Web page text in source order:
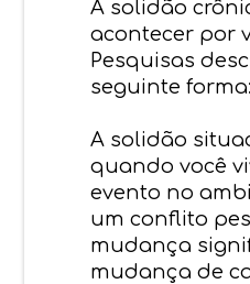
A solidão
acontecer por
Pesquisas
seguinte forma:
A solidão
quando você
evento no
um conflito
mudança
mudança de